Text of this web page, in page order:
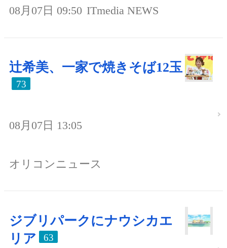
08月07日 09:50 ITmedia NEWS
辻希美、一家で焼きそば12玉
73
08月07日 13:05
オリコンニュース
ジブリパークにナウシカエ
リア
63